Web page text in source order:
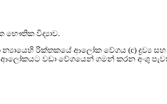
භෞතික විද්‍යාව.
න්‍යායෙහි රික්තකයේ ආලෝක වේගය (c)
ආලෝකයට වඩා වේගයෙන් ගමන් කරන අංශු